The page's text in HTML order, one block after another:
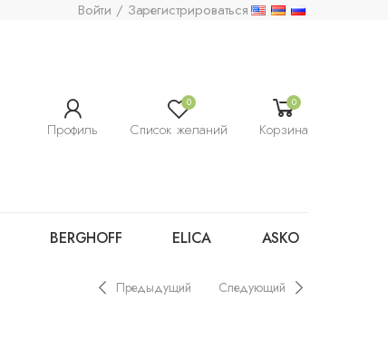
Войти / Зарегистрироваться
Профиль
0
Список желаний
0
Корзина
BERGHOFF ELICA ASKO
Предыдущий Следующий